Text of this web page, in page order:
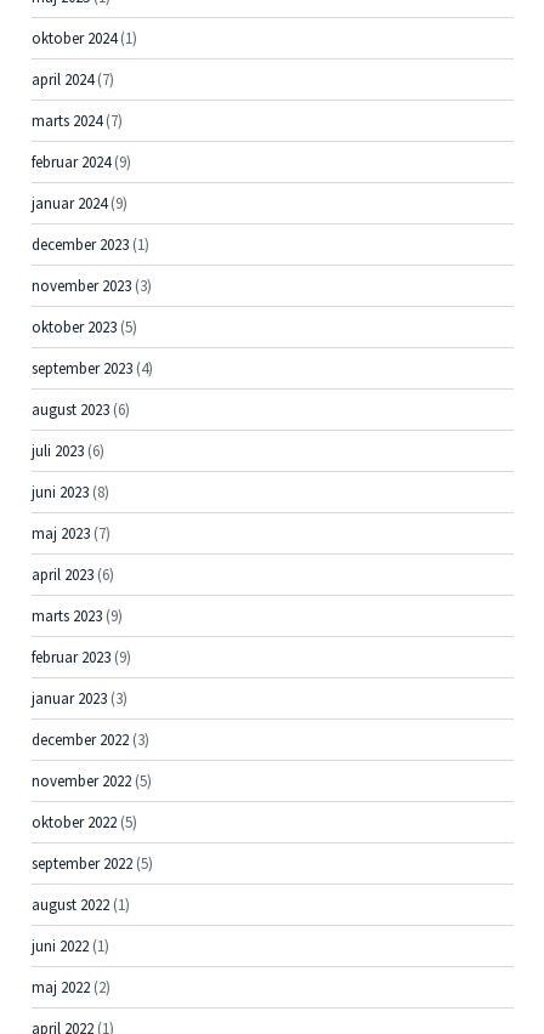
oktober 2024(1)
april 2024(7)
marts 2024(7)
februar 2024(9)
januar 2024(9)
december 2023 (1)
november 2023 (3)
oktober 2023 (5)
september 2023 (4)
august 2023 (6)
juli 2023 (6)
juni 2023 (8)
maj 2023 (7)
april 2023 (6)
marts 2023 (9)
februar 2023 (9)
januar 2023 (3)
december 2022 (3)
november 2022 (5)
oktober 2022 (5)
september 2022 (5)
august 2022 (1)
juni 2022 (1)
maj 2022 (2)
april 2022 (1)